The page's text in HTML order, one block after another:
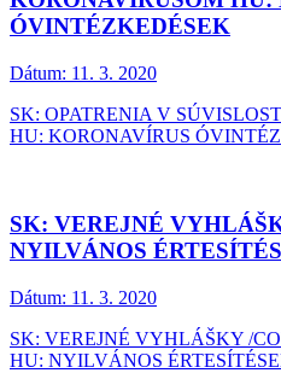
ÓVINTÉZKEDÉSEK
Dátum: 11. 3. 2020
SK: OPATRENIA V
HU: KORONAVÍRUS
SK: VEREJNÉ
NYILVÁNOS
Dátum: 11. 3. 2020
SK: VEREJNÉ VYHLÁŠKY /
HU: NYILVÁNOS